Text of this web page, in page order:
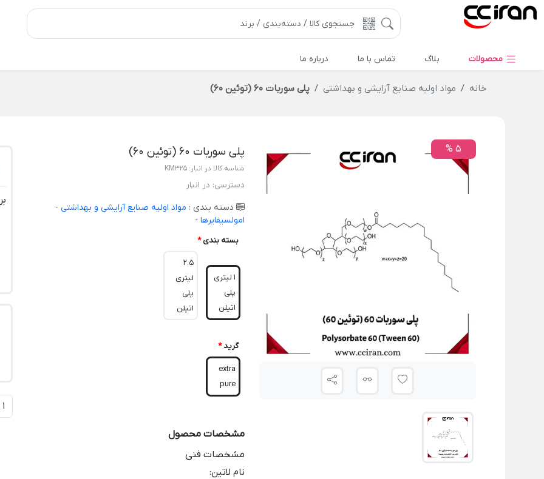
محصولات بلاگ تماس با ما درباره ما
خانه مواد اولیه صنایع آرایشی و بهداشتی پلی سوربات 60 (توئین 60)
5 % پلی سوربات 60 (توئین 60)
شناسه کالا در انبار: KM325
دسترسی: در انبار
دسته بندی : مواد اولیه صنایع آرایشی و بهداشتی -
امولسیفایرها -
بسته بندی *
1 لیتری
پلی
اتیلن
2.5
لیتری
پلی
اتیلن
گرید*
extra
pure
مشخصات محصول
مشخصات فنی
نام لاتین: